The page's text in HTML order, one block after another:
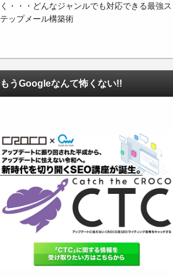
く・・・どんなジャンルでも対応できる最強ス
テップメール構築術
もうGoogleなんて怖くない!!